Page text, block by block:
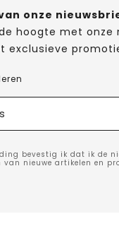
onze
hoogte met onze
exclusieve
bevestig ik dat ik de
van nieuwe artikelen en